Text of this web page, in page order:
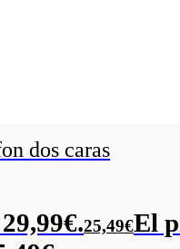
dos caras
25,49€El